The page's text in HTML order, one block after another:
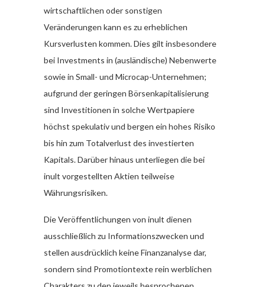
wirtschaftlichen oder sonstigen
Veränderungen kann es zu erheblichen
Kursverlusten kommen. Dies gilt insbesondere
bei Investments in (ausländische) Nebenwerte
sowie in Small- und Microcap-Unternehmen;
aufgrund der geringen Börsenkapitalisierung
sind Investitionen in solche Wertpapiere
höchst spekulativ und bergen ein hohes Risiko
bis hin zum Totalverlust des investierten
Kapitals. Darüber hinaus unterliegen die bei
inult vorgestellten Aktien teilweise
Währungsrisiken.
Die Veröffentlichungen von inult dienen
ausschließlich zu Informationszwecken und
stellen ausdrücklich keine Finanzanalyse dar,
sondern sind Promotiontexte rein werblichen